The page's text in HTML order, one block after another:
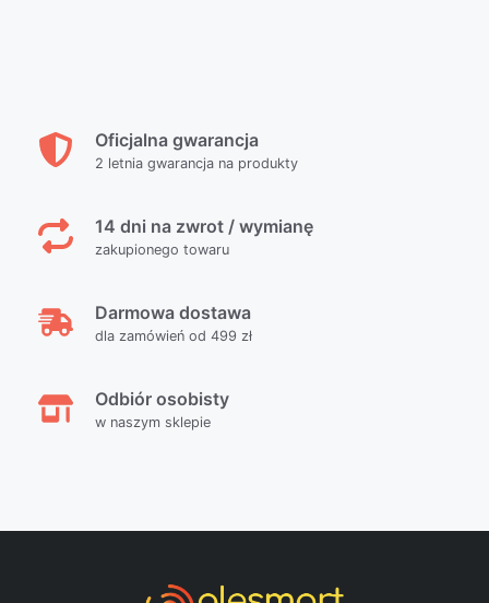
Oficjalna gwarancja
2 letnia gwarancja na produkty
14 dni na zwrot / wymianę
zakupionego towaru
Darmowa dostawa
dla zamówień od 499 zł
Odbiór osobisty
w naszym sklepie